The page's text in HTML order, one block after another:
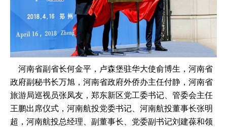
​ 河南省副省长何金平，卢森堡驻华大使俞博生，河南省
政府副秘书长万旭，河南省政府外侨办主任付静，河南省
旅游局巡视员张凤友，郑东新区党工委书记、管委会主任
王鹏出席仪式，河南航投党委书记、河南航投董事长张明
超，河南航投总经理、副董事长、党委副书记刘建葆和领